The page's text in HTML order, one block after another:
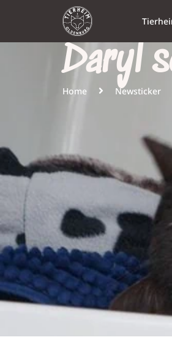
Daryl
Home Newsticker